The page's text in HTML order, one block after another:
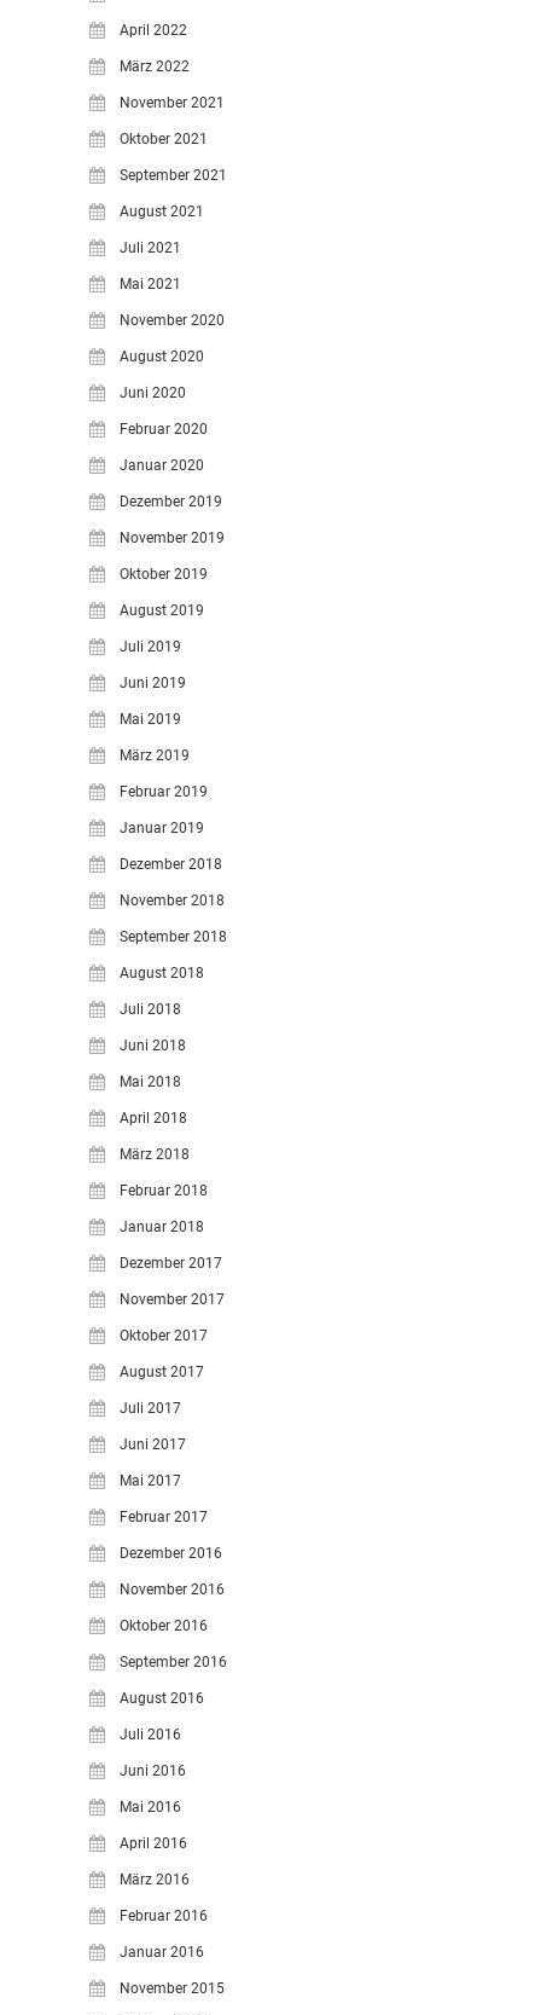
April 2022
März 2022
November 2021
Oktober 2021
September 2021
August 2021
Juli 2021
Mai 2021
November 2020
August 2020
Juni 2020
Februar 2020
Januar 2020
Dezember 2019
November 2019
Oktober 2019
August 2019
Juli 2019
Juni 2019
Mai 2019
März 2019
Februar 2019
Januar 2019
Dezember 2018
November 2018
September 2018
August 2018
Juli 2018
Juni 2018
Mai 2018
April 2018
März 2018
Februar 2018
Januar 2018
Dezember 2017
November 2017
Oktober 2017
August 2017
Juli 2017
Juni 2017
Mai 2017
Februar 2017
Dezember 2016
November 2016
Oktober 2016
September 2016
August 2016
Juli 2016
Juni 2016
Mai 2016
April 2016
März 2016
Februar 2016
Januar 2016
November 2015